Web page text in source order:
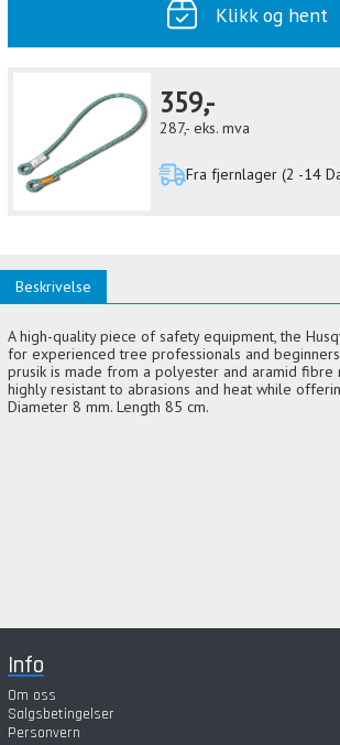
Klikk og hent
359,-
287,- eks. mva
Fra fjernlager (2 -14
Beskrivelse
A high-quality piece of safety equipment, the
for experienced tree professionals and
prusik is made from a polyester and aramid fibre
highly resistant to abrasions and heat while
Diameter 8 mm. Length 85 cm.
Info
Om oss
Salgsbetingelser
Personvern